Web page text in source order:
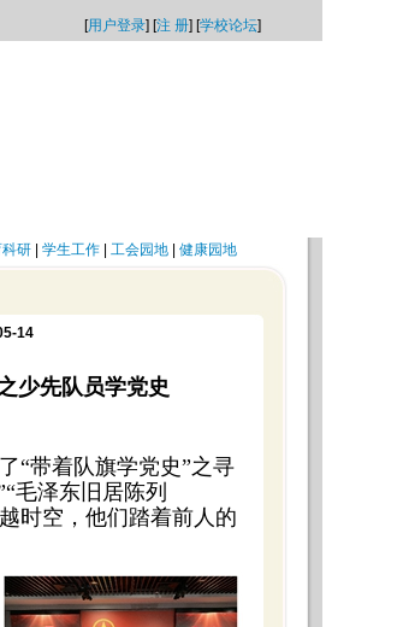
[用户登录] [注 册] [学校论坛]
研| 学生工作| 工会园地| 健康园地
14
少先队员学党史
“带着队旗学党史”之寻
毛泽东旧居陈列
时空，他们踏着前人的